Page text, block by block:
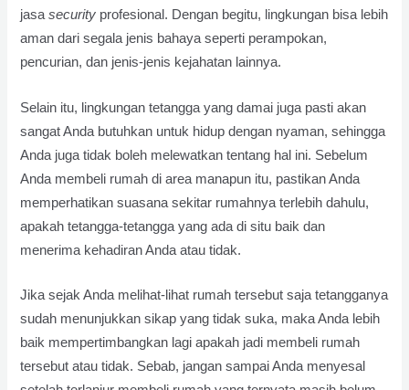
jasasecurity profesional. Dengan begitu, lingkungan bisa lebih
aman dari segala jenis bahaya seperti perampokan,
pencurian, dan jenis-jenis kejahatan lainnya.
Selain itu, lingkungan tetangga yang damai juga pasti akan
sangat Anda butuhkan untuk hidup dengan nyaman, sehingga
Anda juga tidak boleh melewatkan tentang hal ini. Sebelum
Anda membeli rumah di area manapun itu, pastikan Anda
memperhatikan suasana sekitar rumahnya terlebih dahulu,
apakah tetangga-tetangga yang ada di situ baik dan
menerima kehadiran Anda atau tidak.
Jika sejak Anda melihat-lihat rumah tersebut saja tetangganya
sudah menunjukkan sikap yang tidak suka, maka Anda lebih
baik mempertimbangkan lagi apakah jadi membeli rumah
tersebut atau tidak. Sebab, jangan sampai Anda menyesal